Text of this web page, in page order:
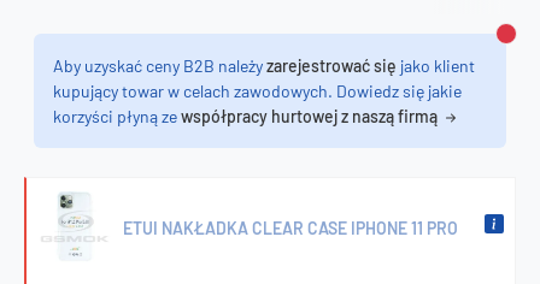
Aby uzyskać ceny B2B należyzarejestrować się jako klient
kupujący towar w celach zawodowych. Dowiedz się jakie
korzyści płyną zewspółpracy hurtowej z naszą firmą
ETUI NAKŁADKA CLEAR CASE IPHONE 11 PRO